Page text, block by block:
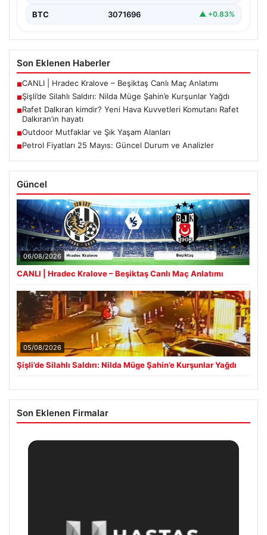
BTC 3071696 ▲ +0.83%
Son Eklenen Haberler
■CANLI | Hradec Kralove – Beşiktaş Canlı Maç Anlatımı
■Şişli’de Silahlı Saldırı: Nilda Müge Şahin’e Kurşunlar Yağdı
■Rafet Dalkıran kimdir? Yeni Hava Kuvvetleri Komutanı Rafet
Dalkıran’ın hayatı
■Outdoor Mutfaklar ve Şık Yaşam Alanları
■Petrol Fiyatları 25 Mayıs: Güncel Durum ve Analizler
Güncel
06/08/2026
CANLI | Hradec Kralove – Beşiktaş Canlı Maç Anlatımı
05/08/2026
Şişli’de Silahlı Saldırı: Nilda Müge Şahin’e Kurşunlar Yağdı
Son Eklenen Firmalar